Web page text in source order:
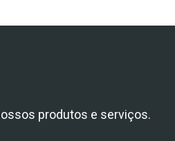
produtos e serviços.